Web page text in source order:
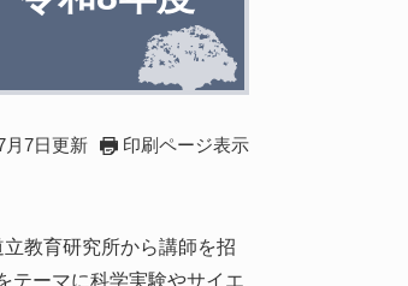
月7日更新 印刷ページ表示
教育研究所から講師を招
テーマに科学実験やサイエ